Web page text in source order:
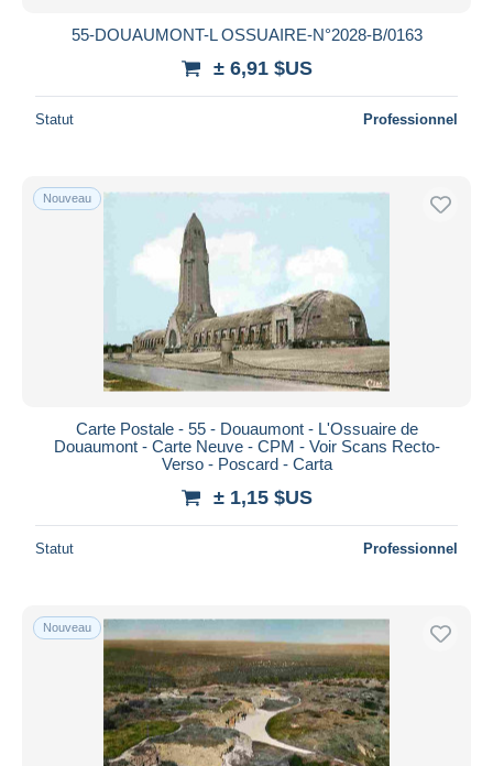
55-DOUAUMONT-L OSSUAIRE-N°2028-B/0163
± 6,91 $US
Statut Professionnel
Nouveau
Carte Postale - 55 - Douaumont - L'Ossuaire de
Douaumont - Carte Neuve - CPM - Voir Scans Recto-
Verso - Poscard - Carta
± 1,15 $US
Statut Professionnel
Nouveau